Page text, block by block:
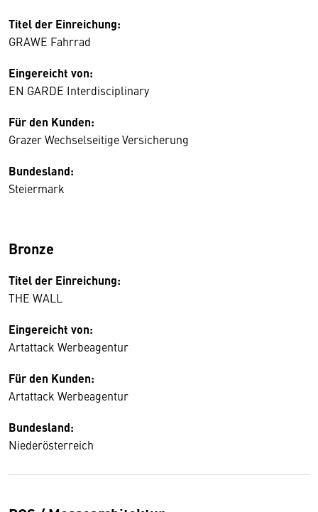
Titel der Einreichung:
GRAWE Fahrrad
Eingereicht von:
EN GARDE Interdisciplinary
Für den Kunden:
Grazer Wechselseitige Versicherung
Bundesland:
Steiermark
Bronze
Titel der Einreichung:
THE WALL
Eingereicht von:
Artattack Werbeagentur
Für den Kunden:
Artattack Werbeagentur
Bundesland:
Niederösterreich